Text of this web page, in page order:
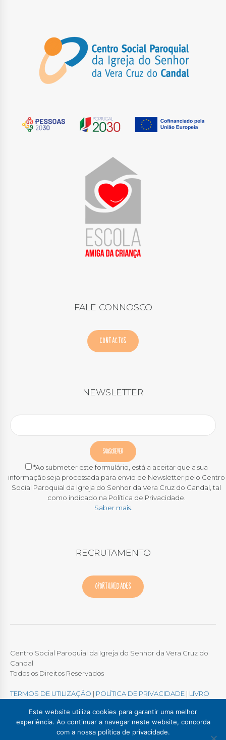
FALE CONNOSCO
CONTACTOS
NEWSLETTER
*Ao submeter este formulário, está a aceitar que a sua
informação seja processada para envio de Newsletter pelo Centro
Social Paroquial da Igreja do Senhor da Vera Cruz do Candal, tal
como indicado na Política de Privacidade.
Saber mais.
RECRUTAMENTO
OPORTUNIDADES
Centro Social Paroquial da Igreja do Senhor da Vera Cruz do
Candal
Todos os Direitos Reservados
TERMOS DE UTILIZAÇÃO | POLÍTICA DE PRIVACIDADE | LIVRO
Este website utiliza cookies para garantir uma melhor
experiência. Ao continuar a navegar neste website, concorda
com a nossa política de privacidade.